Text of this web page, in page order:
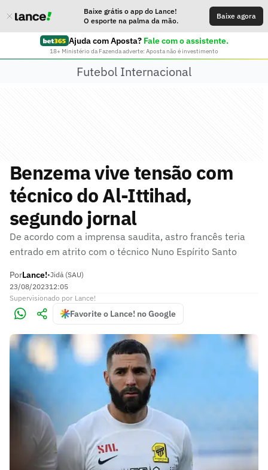
Baixe grátis o app do Lance!
O esporte na palma da mão.
Baixe agora
Ajuda com Aposta? Fale com o assistente.
18+ Ministério da Fazenda adverte: Aposta não é investimento
Futebol Internacional
Benzema vive tensão com
técnico do Al-Ittihad,
segundo jornal
De acordo com a imprensa saudita, astro francês teria
entrado em atrito com o técnico Nuno Espírito Santo
PorLance!•Jidá (SAU)
23/08/202312:05
Supervisionado por Lance!
Favorite o Lance! no Google